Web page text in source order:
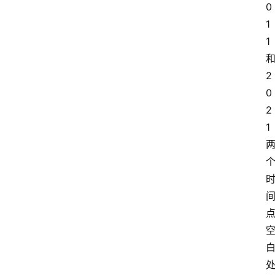
0
1
1
和
2
0
2
1
两
个
时
间
点
空
白
处